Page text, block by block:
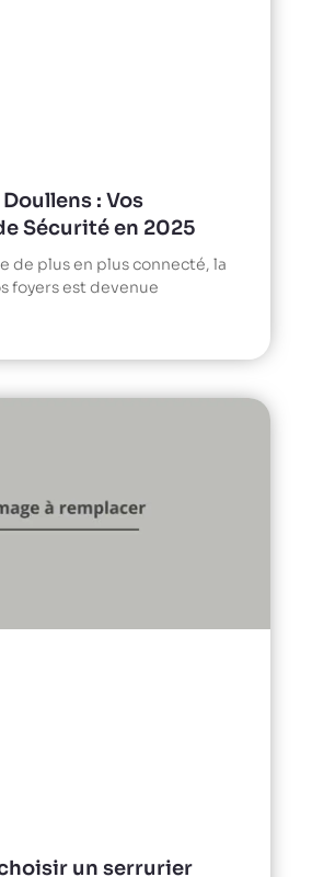
: Vos
Sécurité en 2025
de plus en plus connecté, la
foyers est devenue
un serrurier